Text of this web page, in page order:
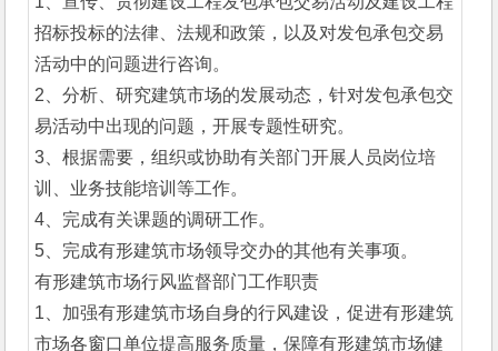
招标投标的法律、法规和政策，以及对发包承包交易
活动中的问题进行咨询。
2、分析、研究建筑市场的发展动态，针对发包承包交
易活动中出现的问题，开展专题性研究。
3、根据需要，组织或协助有关部门开展人员岗位培
训、业务技能培训等工作。
4、完成有关课题的调研工作。
5、完成有形建筑市场领导交办的其他有关事项。
有形建筑市场行风监督部门工作职责
1、加强有形建筑市场自身的行风建设，促进有形建筑
市场各窗口单位提高服务质量，保障有形建筑市场健